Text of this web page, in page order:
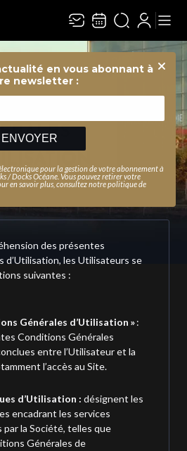
en vous abonnant à
newsletter :
ENVOYER
pour la gestion de votre abonnement à
/ Docks Océane . Vous pouvez retirer votre
en savoir plus, consultez notrepolitique de
des présentes
d’Utilisation, les Utilisateurs se
suivantes :
Générales d’Utilisation »:
Conditions Générales
entre l’Utilisateur et la
l’accès au Site.
d’Utilisation : désignent les
encadrant les services
la Société, telles que
Générales de